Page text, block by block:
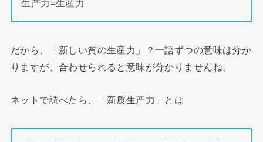
生产力=生産力
だから、「新しい質の生産力」？一語ずつの意味は分か
りますが、合わせられると意味が分かりませんね。
ネットで調べたら、「新质生产力」とは